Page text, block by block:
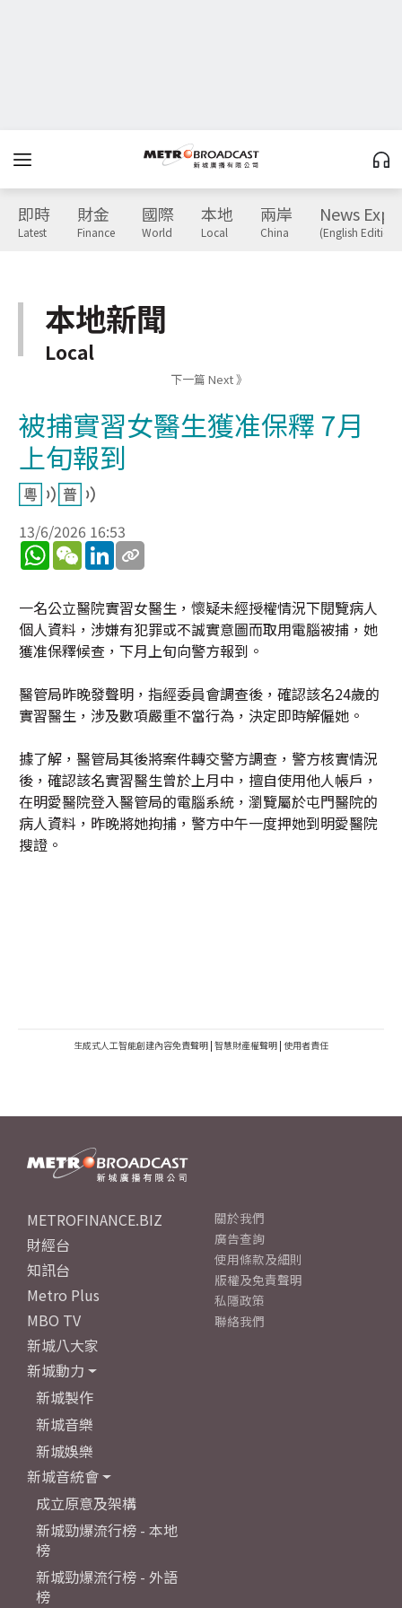
即時
Latest
財金
Finance
國際
World
本地
Local
兩岸
China
News
(English Edition)
本地新聞
Local
下一篇 Next 》
被捕實習女醫生獲准保釋 7月
上旬報到
13/6/2026 16:53
WhatsApp
WeChatLinkedIn
一名公立醫院實習女醫生，懷疑未經授權情況下閱覽病人
個人資料，涉嫌有犯罪或不誠實意圖而取用電腦被捕，她
獲准保釋候查，下月上旬向警方報到。
醫管局昨晚發聲明，指經委員會調查後，確認該名24歲的
實習醫生，涉及數項嚴重不當行為，決定即時解僱她。
據了解，醫管局其後將案件轉交警方調查，警方核實情況
後，確認該名實習醫生曾於上月中，擅自使用他人帳戶，
在明愛醫院登入醫管局的電腦系統，瀏覽屬於屯門醫院的
病人資料，昨晚將她拘捕，警方中午一度押她到明愛醫院
搜證。
生成式人工智能創建內容免責聲明 | 智慧財產權聲明 | 使用者責任
METROFINANCE.BIZ
財經台
知訊台
Metro Plus
MBO TV
新城八大家
新城動力
新城製作
新城音樂
新城娛樂
新城音統會
成立原意及架構
新城勁爆流行榜 - 本地
榜
新城勁爆流行榜 - 外語
榜
關於我們
廣告查詢
使用條款及細則
版權及免責聲明
私隱政策
聯絡我們